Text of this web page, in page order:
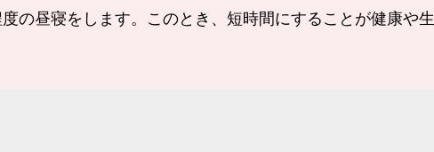
の昼寝をします。このとき、短時間にすることが健康や生